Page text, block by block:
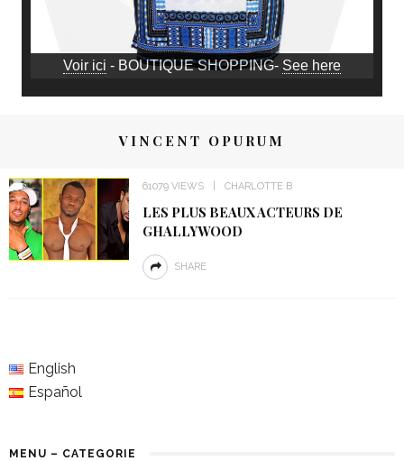
Voir ici - BOUTIQUE SHOPPING- See here
VINCENT OPURUM
61079 VIEWS CHARLOTTE B
LES PLUS BEAUX ACTEURS DE
GHALLYWOOD
SHARE
English
Español
MENU – CATEGORIE